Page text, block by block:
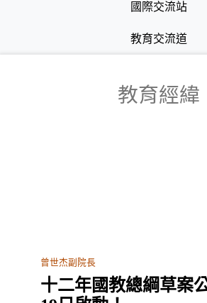
國際交流站
教育交流道
教育經緯
曾世杰副院長
十二年國教總綱草案